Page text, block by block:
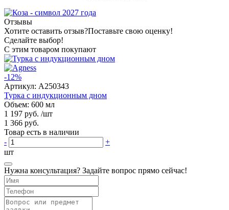
Отзывы
Хотите оставить отзыв?Поставьте свою оценку!
Сделайте выбор!
С этим товаром покупают
-12%
Артикул: A250343
Турка с индукционным дном
Объем: 600 мл
1 197 руб. /шт
1 366 руб.
Товар есть в наличии
-
+
шт
Нужна консультация? Задайте вопрос прямо сейчас!